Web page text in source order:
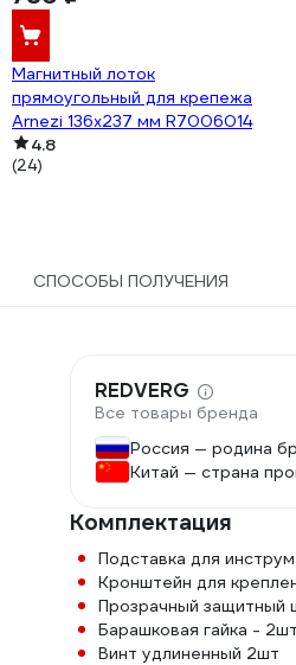
Магнитный лоток
прямоугольный для крепежа
Arnezi 136x237 мм R7006014
4.8
(24)
СПОСОБЫ ПОЛУЧЕНИЯ
REDVERG
Все товары бренда
Россия — родина
Китай — страна
Комплектация
Подставка для
Кронштейн для
Прозрачный защитный
Барашковая гайка - 2шт
Винт удлиненный 2шт